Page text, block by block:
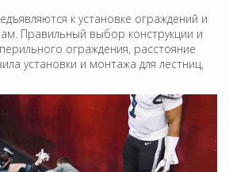
к установке ограждений и
Правильный выбор конструкции и
ограждения, расстояние
установки и монтажа для лестниц,